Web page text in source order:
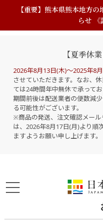
【重要】熊本県熊本地方
らせ 《
【夏季休
2026年8月13日(木)～2025年8
させていただきます。なお、
ては24時間年中無休で承って
期間前後は配送業者の便数減
る可能性がございます。
※商品の発送、注文確認メー
は、2026年8月17日(月)より順
ますようお願い申し上げます。